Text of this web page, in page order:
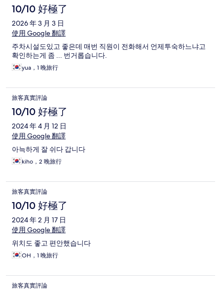
10/10 好極了
2026 年 3 月 3 日
使用 Google 翻譯
주차시설도있고 좋은데 매번 직원이 전화해서 언제투숙하느냐고
확인하는게 좀 ... 번거롭습니다.
yua，1 晚旅行
旅客真實評論
10/10 好極了
2024 年 4 月 12 日
使用 Google 翻譯
아늑하게 잘 쉬다 갑니다
kiho，2 晚旅行
旅客真實評論
10/10 好極了
2024 年 2 月 17 日
使用 Google 翻譯
위치도 좋고 편안했습니다
OH，1 晚旅行
旅客真實評論